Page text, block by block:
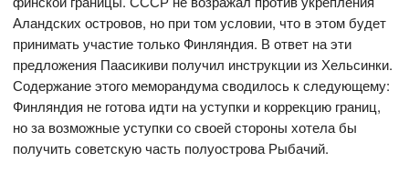
Аландских островов, но при том условии, что в этом будет
принимать участие только Финляндия. В ответ на эти
предложения Паасикиви получил инструкции из Хельсинки.
Содержание этого меморандума сводилось к следующему:
Финляндия не готова идти на уступки и коррекцию границ,
но за возможные уступки со своей стороны хотела бы
получить советскую часть полуострова Рыбачий.